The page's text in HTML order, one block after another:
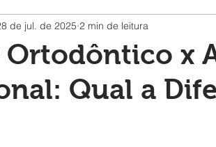
x
Qual a
de jul. de 2025 2 min de leitura